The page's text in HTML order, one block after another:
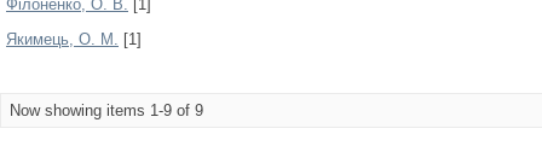
Філоненко, О. В. [1]
Якимець, О. М. [1]
Now showing items 1-9 of 9